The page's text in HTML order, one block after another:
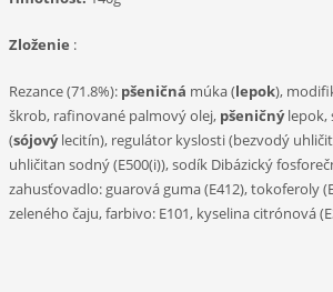
Zloženie :
Rezance (71.8%): pšeničná múka (lepok),
škrob, rafinované palmový olej, pšeničnýlepok,
(sójovýlecitín), regulátor kyslosti (bezvodý
uhličitan sodný (E500(i)), sodík Dibázický
zahusťovadlo: guarová guma (E412), tokoferoly
zeleného čaju, farbivo: E101, kyselina citrónová